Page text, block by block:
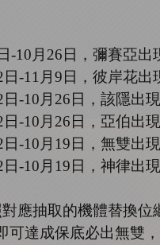
-10 月 26日， 彌賽亞出
日-11 月9日，彼岸花出
日-10 月 26日，該隱出
日-10 月 26日， 亞伯出
日-10 月 19日，無雙出
日-10 月 19日，神律出
應抽取的機體替換位
可達成保底必出無雙